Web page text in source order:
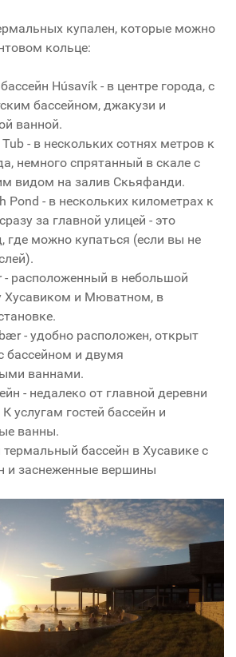
купален, которые можно
кольце:
Húsavík - в центре города, с
бассейном, джакузи и
ванной.
- в нескольких сотнях метров к
немного спрятанный в скале с
видом на залив Скьяфанди.
Pond - в нескольких километрах к
за главной улицей - это
где можно купаться (если вы не
- расположенный в небольшой
Хусавиком и Мюватном, в
- удобно расположен, открыт
бассейном и двумя
ваннами.
- недалеко от главной деревни
услугам гостей бассейн и
ванны.
термальный бассейн в Хусавике с
и заснеженные вершины